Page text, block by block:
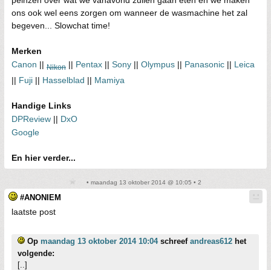
ons ook wel eens zorgen om wanneer de wasmachine het zal
begeven... Slowchat time!
Merken
Canon || Nikon || Pentax || Sony || Olympus || Panasonic || Leica
|| Fuji || Hasselblad || Mamiya
Handige Links
DPReview || DxO
Google
En hier verder...
• maandag 13 oktober 2014 @ 10:05 • 2
#ANONIEM
laatste post
Op maandag 13 oktober 2014 10:04schreef andreas612 het
volgende:
[..]